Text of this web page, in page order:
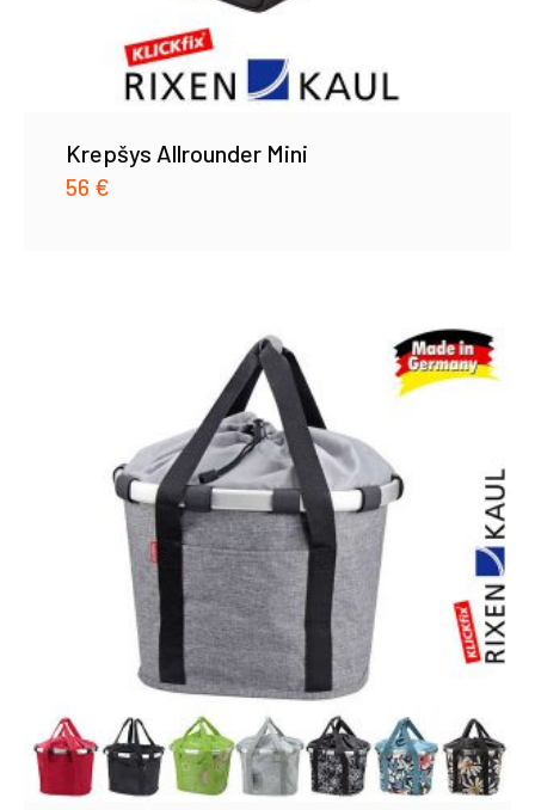
Krepšys Allrounder Mini
56 €